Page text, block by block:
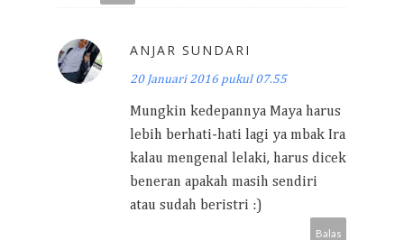
ANJAR SUNDARI
20 Januari 2016 pukul 07.55
Mungkin kedepannya Maya harus
lebih berhati-hati lagi ya mbak Ira
kalau mengenal lelaki, harus dicek
beneran apakah masih sendiri
atau sudah beristri :)
Balas